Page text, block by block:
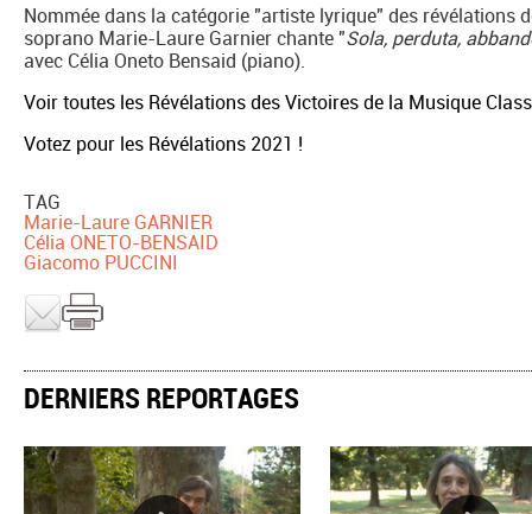
Nommée dans la catégorie "artiste lyrique" des révélations
soprano Marie-Laure Garnier chante "Sola, perduta,
avec Célia Oneto Bensaid (piano).
Voir toutes les Révélations des Victoires de la Musique
Votez pour les Révélations 2021 !
TAG
Marie-Laure GARNIER
Célia ONETO-BENSAID
Giacomo PUCCINI
DERNIERS REPORTAGES